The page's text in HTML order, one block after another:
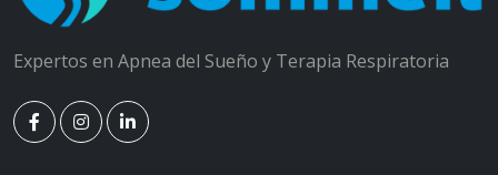
Expertos en Apnea del Sueño y Terapia Respiratoria